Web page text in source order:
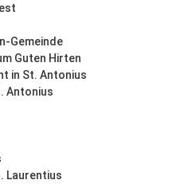
Gemeinde
Guten Hirten
in St. Antonius
Antonius
Laurentius